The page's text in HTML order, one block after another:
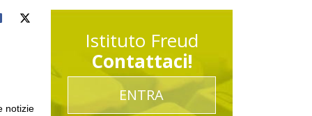
notizie
Istituto Freud
Contattaci!
ENTRA